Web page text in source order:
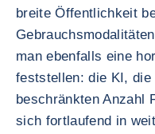
breite Öffentlichkeit
man ebenfalls eine
feststellen: die KI,
beschränkten Anzahl
sich fortlaufend in